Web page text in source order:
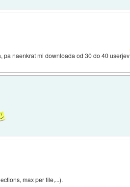
pa naenkrat mi downloada od 30 do 40 userjev
max per file,...).